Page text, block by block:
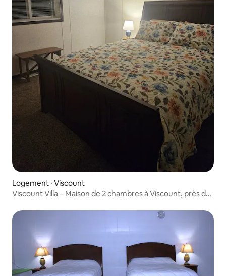
Logement · Viscount
Viscount Villa – Maison de 2 chambres à Viscount, près de